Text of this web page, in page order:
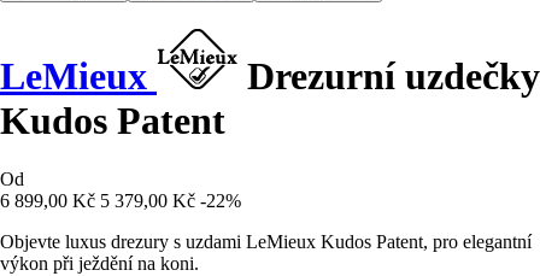
LeMieux
Drezurní uzdečky
Kudos Patent
Od
6 899,00 Kč 5 379,00 Kč -22%
Objevte luxus drezury s uzdami LeMieux Kudos Patent, pro elegantní
výkon při ježdění na koni.